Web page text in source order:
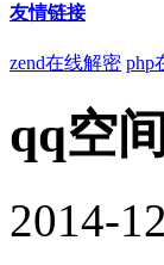
友情链接
zend在线解密 php
qq空
2014-